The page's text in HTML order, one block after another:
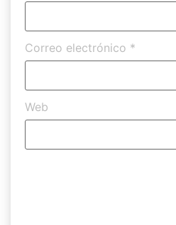
Correo electrónico *
Web